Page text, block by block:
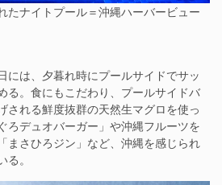
たナイトプール＝沖縄ハーバービュー
は、夕暮れ時にプールサイドでサッ
る。食にもこだわり、プールサイドバ
される鮮度抜群の天然生マグロを使っ
ろデュオバーガー」や沖縄フルーツを
まさひろジン」など、沖縄を感じられ
。